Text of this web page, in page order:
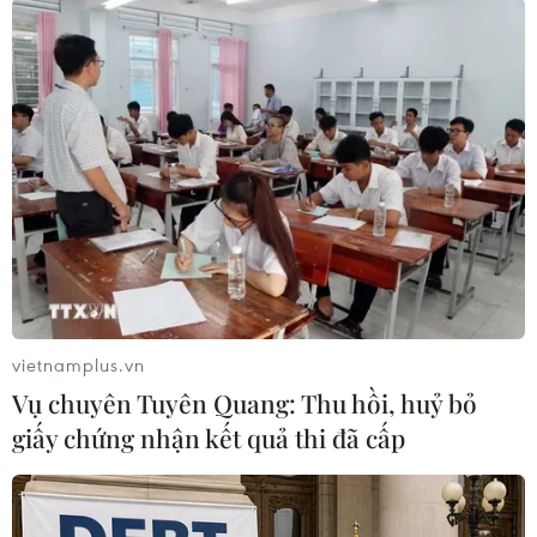
nhất và lớn nhất ở châu Phi, phía Việt Nam đã
giới thiệu về tiềm năng thị trường và cơ hội hợp
tác thương mại trực tiếp giữa các doanh nghiệp
hai nước.
Với vai trò là nơi tập hợp của hơn 3.500 doanh
nghiệp địa phương trên tất cả các lĩnh vực sản
xuất, lãnh đạo Phòng Thương mại công nghiệp
Durban, bà Palesa Phili, cho biết rất vui mừng
được đón tiếp doanh nghiệp Việt Nam tới thăm
cơ quan Thương vụ Việt Nam và Đại sứ quán
Việt Nam tại Nam Phi để thúc đẩy nhiều hơn
các kết nối trực tiếp giữa các doanh nghiệp của
hai nước.
vietnamplus.vn
Vụ chuyên Tuyên Quang: Thu hồi, huỷ bỏ
giấy chứng nhận kết quả thi đã cấp